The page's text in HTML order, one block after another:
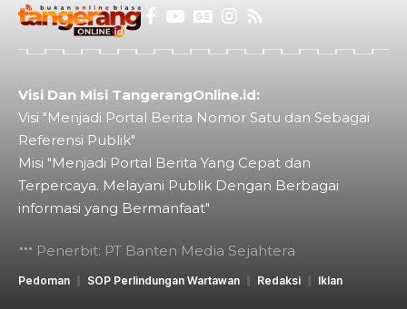
Visi Dan Misi TangerangOnline.id:
Visi "Menjadi Portal Berita Nomor Satu dan Sebagai
Referensi Publik"
Misi "Menjadi Portal Berita Yang Cepat dan
Terpercaya. Melayani Publik Dengan Berbagai
informasi yang Bermanfaat"
Penerbit: PT Banten Media Sejahtera
Pedoman SOP Perlindungan Wartawan Redaksi Iklan